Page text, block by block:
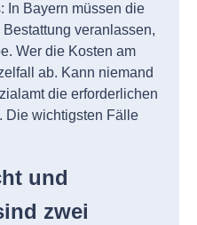
In Bayern müssen die
veranlassen,
Wer die Kosten am
ab. Kann niemand
die erforderlichen
Die wichtigsten Fälle
und
zwei